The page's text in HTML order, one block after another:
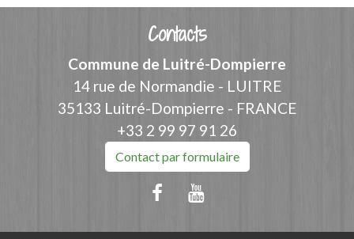
Contacts
Commune de Luitré-Dompierre
14 rue de Normandie - LUITRE
35133 Luitré-Dompierre - FRANCE
+33 2 99 97 91 26
Contact par formulaire